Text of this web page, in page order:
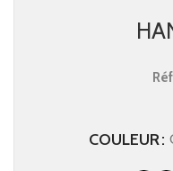
COULEUR